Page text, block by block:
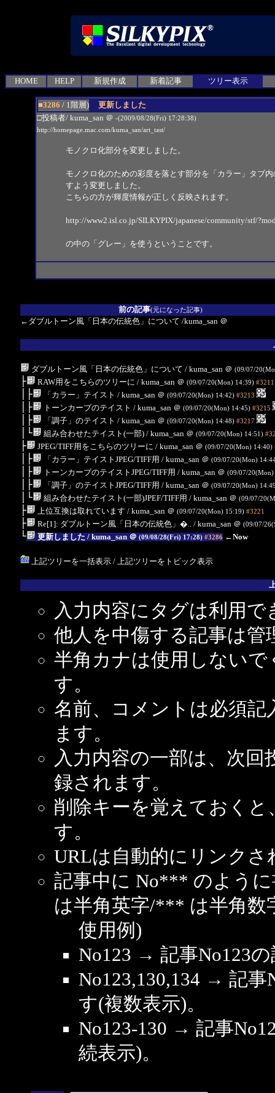
HOME HELP 新規作成 新着記事 ツリー表示
■3286 / 1階層)
更新しました
□投稿者/ kuma_san ＠ -(2009/08/28(Fri) 17:28:38)
http://homepage.mac.com/kuma_san/art_tast/
モノクロ化部分を変更しました。
モノクロ化のための彩度を落とす部分を「カラー」タブ
すよう変更しました。
こちらの方が輝度情報が正しく反映されます。
http://www2.isl.co.jp/SILKYPIX/japanese/community/stf/
の中の「グレー」を使うということです。
前の記事(元になった記事)
←ダブルトーン風「日本の伝統色」について /kuma_san ＠
ダブルトーン風「日本の伝統色」について / kuma_san ＠ (09/07/
├ RAW用をこちらのツリーに / kuma_san ＠ (09/07/20(Mon) 14:39) #3211
│├ 「カラー」テイスト / kuma_san ＠ (09/07/20(Mon) 14:42) #3213
│├ トーンカーブのテイスト / kuma_san ＠ (09/07/20(Mon) 14:45) #3215
│├ 「調子」のテイスト / kuma_san ＠ (09/07/20(Mon) 14:48) #3217
│└ 組み合わせたテイスト(一部)/ kuma_san ＠ (09/07/20(Mon) 14:51)
├ JPEG/TIFF用をこちらのツリーに / kuma_san ＠ (09/07/20(Mon) 14:40)
│├ 「カラー」テイストJPEG/TIFF用 / kuma_san ＠ (09/07/20(Mon)
│├ トーンカーブのテイストJPEG/TIFF用 / kuma_san ＠ (09/07/
│├ 「調子」のテイストJPEG/TIFF用 / kuma_san ＠ (09/07/20(Mon)
│└ 組み合わせたテイスト(一部)JPEF/TIFF用 / kuma_san ＠ (09/07/
├ 上位互換は取れています / kuma_san ＠ (09/07/20(Mon) 15:19) #3221
├ Re[1]: ダブルトーン風「日本の伝統色」�.. / kuma_san ＠ (09/07/
└ 更新しました / kuma_san ＠ (09/08/28(Fri) 17:28) #3286 ←Now
上記ツリーを一括表示/ 上記ツリーをトピック表示
入力内容にタグは利用で
他人を中傷する記事は管
半角カナは使用しない
す。
名前、コメントは必須
ます。
入力内容の一部は、次
録されます。
削除キーを覚えておく
す。
URLは自動的にリンクさ
記事中に No*** のよう
は半角英字/*** は半角数
使用例)
No123 → 記事No123
No123,130,134 → 記
す(複数表示)。
No123-130 → 記事
続表示)。